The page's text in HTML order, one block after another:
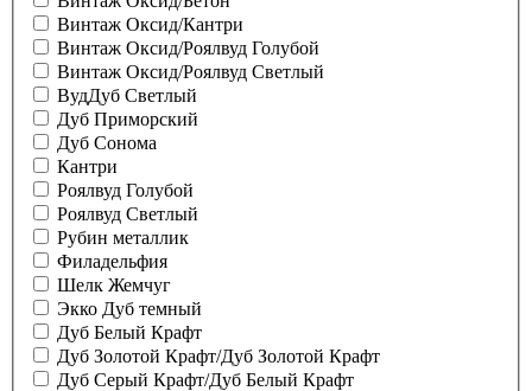
Винтаж Оксид/Кантри
Винтаж Оксид/Роялвуд Голубой
Винтаж Оксид/Роялвуд Светлый
ВудДуб Светлый
Дуб Приморский
Дуб Сонома
Кантри
Роялвуд Голубой
Роялвуд Светлый
Рубин металлик
Филадельфия
Шелк Жемчуг
Экко Дуб темный
Дуб Белый Крафт
Дуб Золотой Крафт/Дуб Золотой Крафт
Дуб Серый Крафт/Дуб Белый Крафт